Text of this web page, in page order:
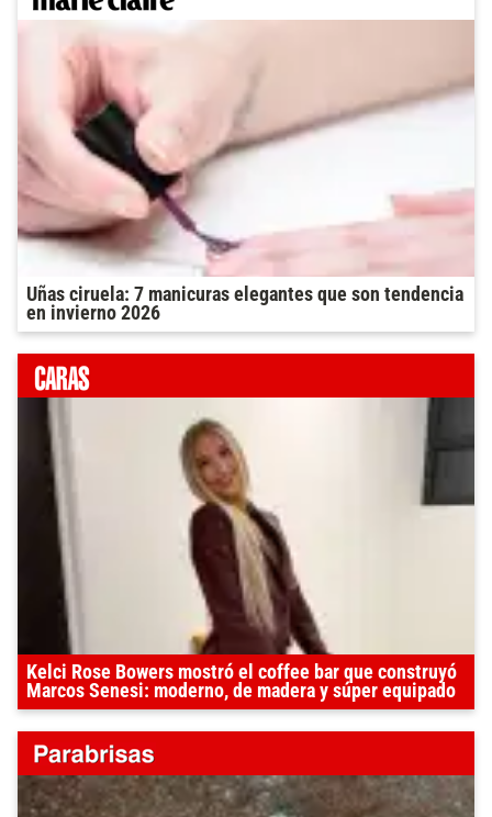
Uñas ciruela: 7 manicuras elegantes que son tendencia
en invierno 2026
Kelci Rose Bowers mostró el coffee bar que construyó
Marcos Senesi: moderno, de madera y súper equipado